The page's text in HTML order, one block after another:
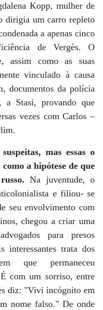
Kopp, mulher de
dirigia um carro repleto
a apenas cinco
de Vergès. O
assim como as suas
vinculado à causa
documentos da polícia
a Stasi, provando que
vezes com Carlos –
mas essas o
a hipótese de que
russo.Na juventude, o
e filiou- se
seu envolvimento com
chegou a criar uma
para presos
interessantes trata dos
que permaneceu
com um sorriso, entre
diz: "Vivi incógnito em
nome falso." De onde